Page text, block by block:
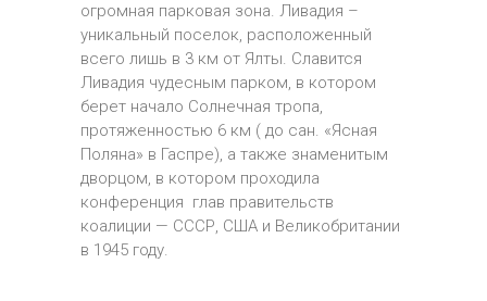
огромная парковая зона. Ливадия –
уникальный поселок, расположенный
всего лишь в 3 км от Ялты. Славится
Ливадия чудесным парком, в котором
берет начало Солнечная тропа,
протяженностью 6 км ( до сан. «Ясная
Поляна» в Гаспре), а также знаменитым
дворцом, в котором проходила
конференция глав правительств
коалиции — СССР, США и Великобритании
в 1945 году.